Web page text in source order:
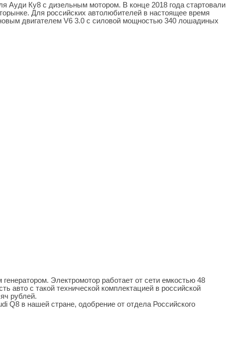
Ауди Ку8 с дизельным мотором. В конце 2018 года стартовали
Для российских автолюбителей в настоящее время
двигателем V6 3.0 с силовой мощностью 340 лошадиных
Электромотор работает от сети емкостью 48
авто с такой технической комплектацией в российской
рублей.
Q8 в нашей стране, одобрение от отдела Российского